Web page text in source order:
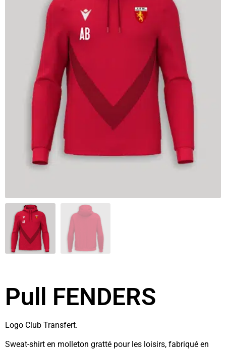
Pull FENDERS
Logo Club Transfert.
Sweat-shirt en molleton gratté pour les loisirs, fabriqué en